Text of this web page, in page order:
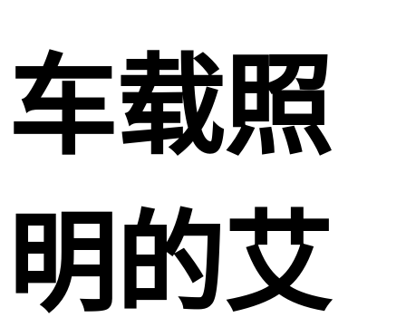
车载照
明的艾